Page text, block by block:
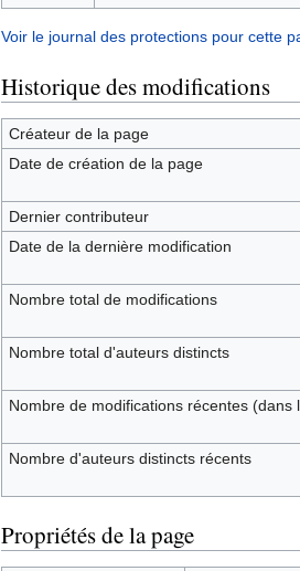
Voir le journal des protections pour cette
Historique des modifications
Créateur de la page
Date de création de la page
Dernier contributeur
Date de la dernière modification
Nombre total de modifications
Nombre total d'auteurs distincts
Nombre de modifications récentes (dans
Nombre d'auteurs distincts récents
Propriétés de la page